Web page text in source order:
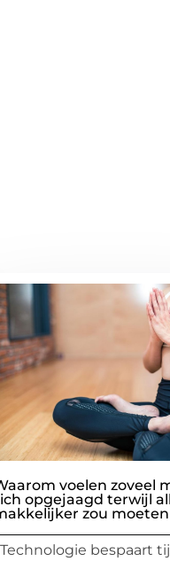
voelen zoveel
opgejaagd terwijl
zou moeten
Technologie bespaart